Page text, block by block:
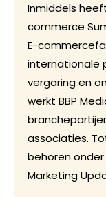
Inmiddels
commerce
E-
internationale
vergaring en
werkt BBP
associaties.
behoren
Marketing